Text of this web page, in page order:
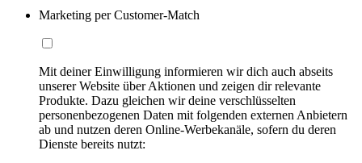
Marketing per Customer-Match
Mit deiner Einwilligung informieren wir dich auch abseits
unserer Website über Aktionen und zeigen dir relevante
Produkte. Dazu gleichen wir deine verschlüsselten
personenbezogenen Daten mit folgenden externen Anbietern
ab und nutzen deren Online-Werbekanäle, sofern du deren
Dienste bereits nutzt: